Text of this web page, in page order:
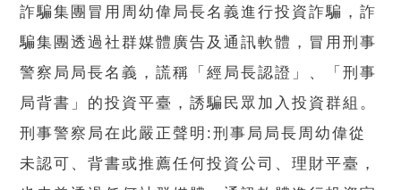
詐騙集團冒用周幼偉局長名義進行投資詐騙，詐
騙集團透過社群媒體廣告及通訊軟體，冒用刑事
警察局局長名義，謊稱「經局長認證」、「刑事
局背書」的投資平臺，誘騙民眾加入投資群組。
刑事警察局在此嚴正聲明:刑事局局長周幼偉從
未認可、背書或推薦任何投資公司、理財平臺，